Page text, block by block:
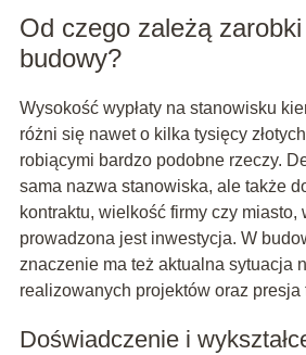
Od czego zależą
budowy?
Wysokość wypłaty na stanowisku
różni się nawet o kilka tysięcy
robiącymi bardzo podobne rzeczy.
sama nazwa stanowiska, ale także
kontraktu, wielkość firmy czy miasto,
prowadzona jest inwestycja. W
znaczenie ma też aktualna sytuacja
realizowanych projektów oraz presja
Doświadczenie i